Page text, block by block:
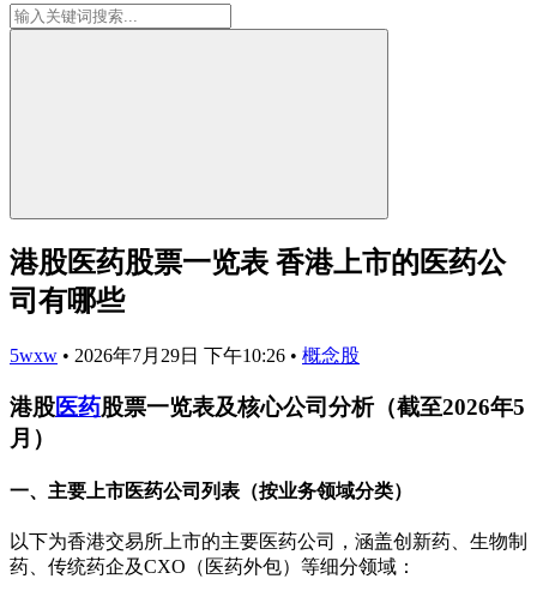
港股医药股票一览表 香港上市的医药公
司有哪些
5wxw • 2026年7月29日 下午10:26 • 概念股
港股医药股票一览表及核心公司分析（截至2026年5
月）
一、主要上市医药公司列表（按业务领域分类）
以下为香港交易所上市的主要医药公司，涵盖创新药、生物制
药、传统药企及CXO（医药外包）等细分领域：